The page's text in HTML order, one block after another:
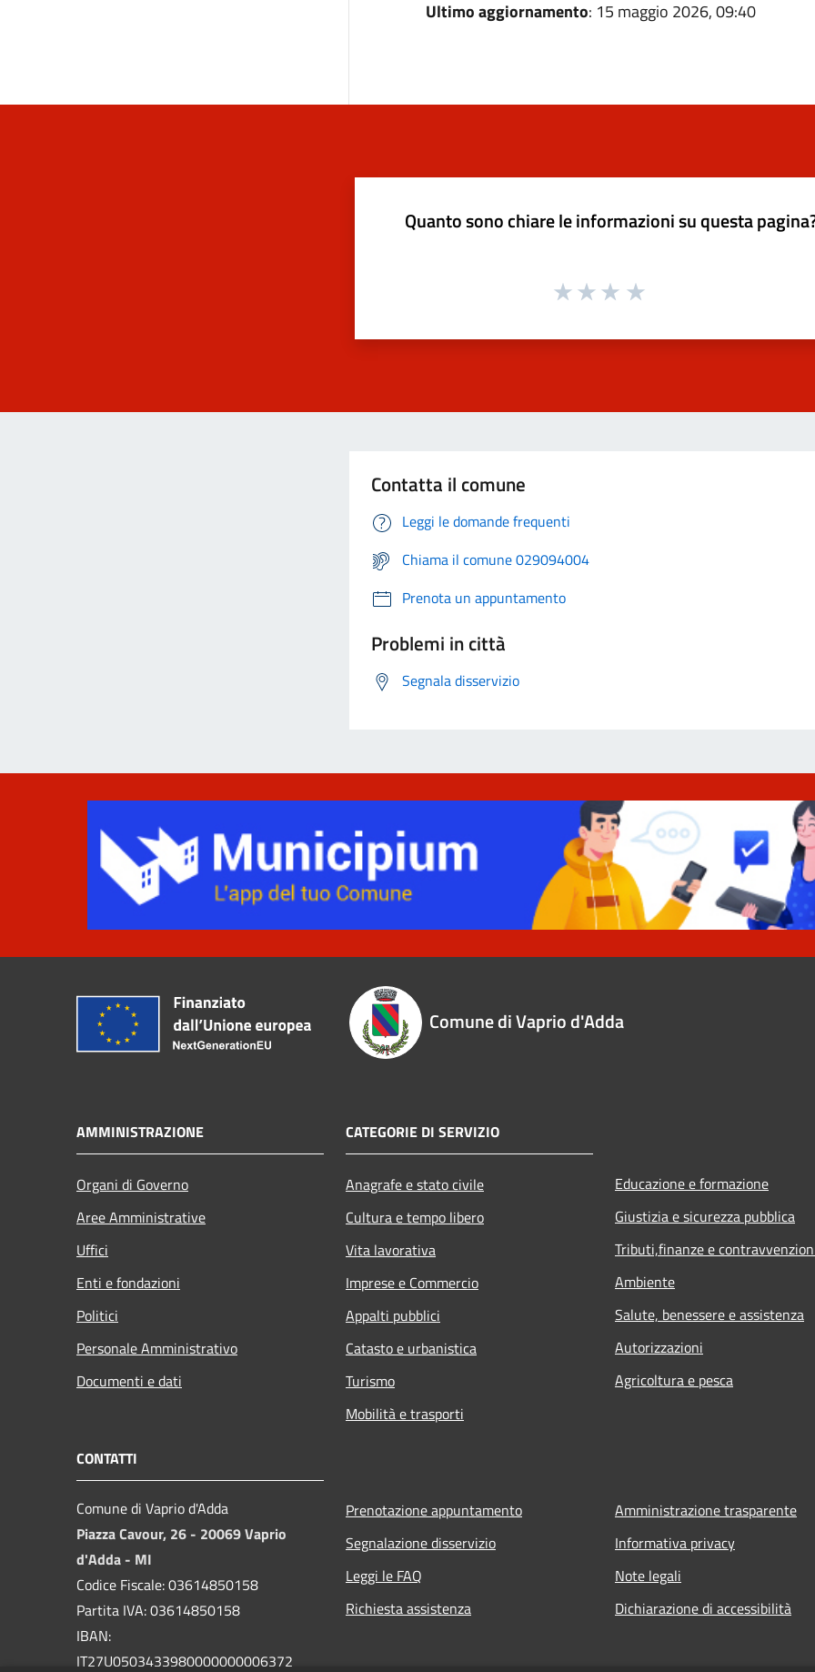
Ultimo aggiornamento: 15 maggio 2026, 09:40
Quanto sono chiare le informazioni su questa
Contatta il comune
Leggi le domande frequenti
Chiama il comune 029094004
Prenota un appuntamento
Problemi in città
Segnala disservizio
Comune di Vaprio d'Adda
AMMINISTRAZIONE
Organi di Governo
Aree Amministrative
Uffici
Enti e fondazioni
Politici
Personale Amministrativo
Documenti e dati
CATEGORIE DI SERVIZIO
Anagrafe e stato civile
Cultura e tempo libero
Vita lavorativa
Imprese e Commercio
Appalti pubblici
Catasto e urbanistica
Turismo
Mobilità e trasporti
Educazione e formazione
Giustizia e sicurezza pubblica
Tributi,finanze e
Ambiente
Salute, benessere e assistenza
Autorizzazioni
Agricoltura e pesca
CONTATTI
Comune di Vaprio d'Adda
Piazza Cavour, 26 - 20069 Vaprio
d'Adda - MI
Codice Fiscale: 03614850158
Partita IVA: 03614850158
IBAN:
IT27U0503433980000000006372
Prenotazione appuntamento
Segnalazione disservizio
Leggi le FAQ
Richiesta assistenza
Amministrazione trasparente
Informativa privacy
Note legali
Dichiarazione di accessibilità